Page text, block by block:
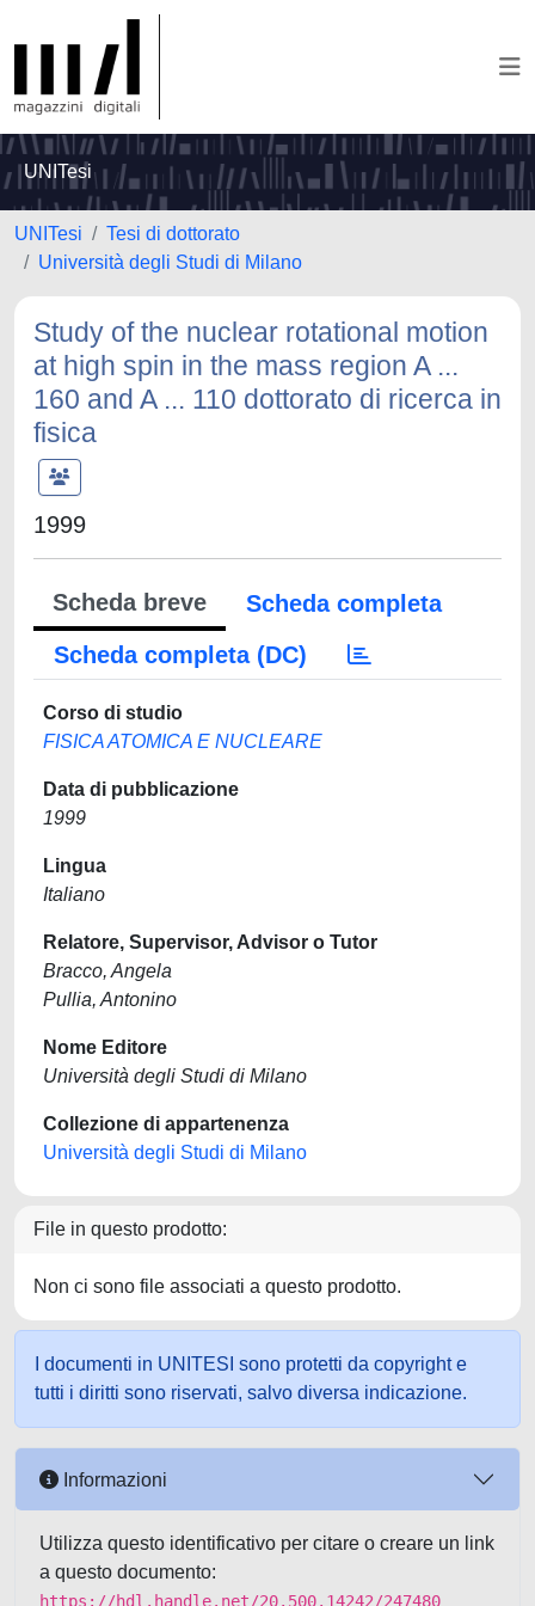
UNITesi
UNITesi
Tesi di dottorato
Università degli Studi di Milano
Study of the nuclear rotational motion
at high spin in the mass region A ...
160 and A ... 110 dottorato di ricerca in
fisica
1999
Scheda breve
Scheda completa
Scheda completa (DC)
Corso di studio
FISICA ATOMICA E NUCLEARE
Data di pubblicazione
1999
Lingua
Italiano
Relatore, Supervisor, Advisor o Tutor
Bracco, Angela
Pullia, Antonino
Nome Editore
Università degli Studi di Milano
Collezione di appartenenza
Università degli Studi di Milano
File in questo prodotto:
Non ci sono file associati a questo prodotto.
I documenti in UNITESI sono protetti da copyright e
tutti i diritti sono riservati, salvo diversa indicazione.
Informazioni
Utilizza questo identificativo per citare o creare un link
a questo documento:
https://hdl.handle.net/20.500.14242/247480